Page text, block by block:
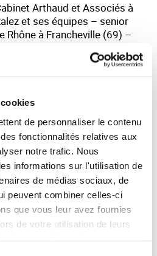
de personnaliser le contenu
fonctionnalités relatives aux
notre trafic. Nous
informations sur l'utilisation de
de médias sociaux, de
peuvent combiner celles-ci
que vous leur avez fournies
de votre utilisation de leurs
Arthaud et Associés à
et ses équipes – senior
Rhône à Francheville (69) –
Joyet – avocats.
apprécié le
Guillard, du cabinet
de notre opération de
de SERIG avec le